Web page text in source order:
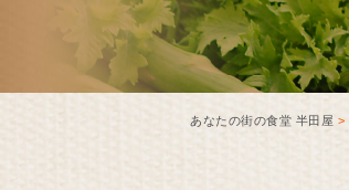
あなたの街の食堂 半田屋 >